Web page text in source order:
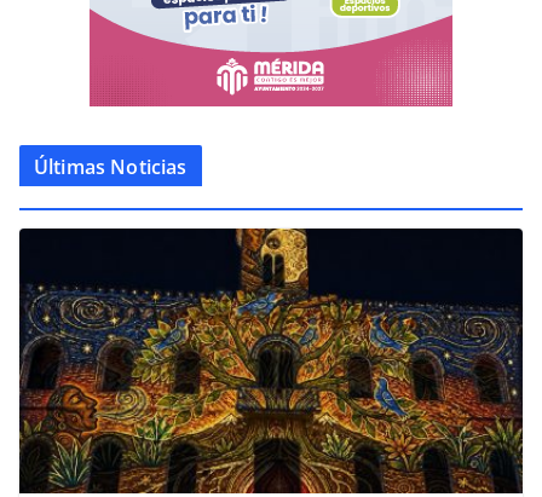
Últimas Noticias